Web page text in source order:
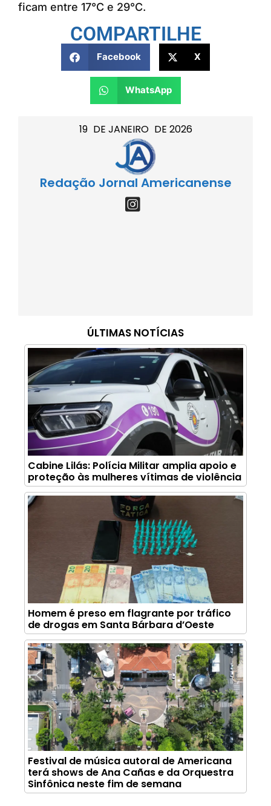
19 DE JANEIRO DE 2026
Redação Jornal Americanense
ÚLTIMAS NOTÍCIAS
Cabine Lilás: Polícia Militar amplia apoio e
proteção às mulheres vítimas de violência
Homem é preso em flagrante por tráfico
de drogas em Santa Bárbara d’Oeste
Festival de música autoral de Americana
terá shows de Ana Cañas e da Orquestra
Sinfônica neste fim de semana
ficam entre 17°C e 29°C.
COMPARTILHE
Facebook X
WhatsApp